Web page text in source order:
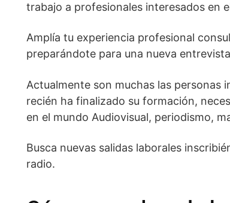
trabajo a profesionales interesados en
Amplía tu experiencia profesional
preparándote para una nueva
Actualmente son muchas las personas
recién ha finalizado su formación,
en el mundo Audiovisual, periodismo,
Busca nuevas salidas laborales
radio.